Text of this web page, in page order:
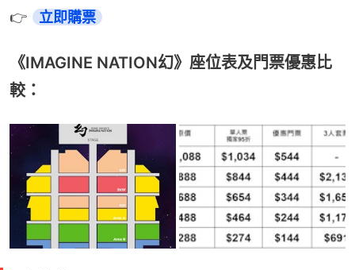
👉 立即購票
《IMAGINE NATION幻》座位表及門票優惠比
較：